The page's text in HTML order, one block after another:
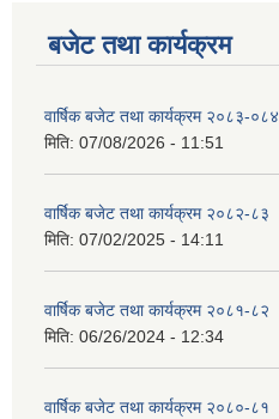
बजेट तथा कार्यक्रम
वार्षिक बजेट तथा कार्यक्रम २०८३-०८४
मिति: 07/08/2026 - 11:51
वार्षिक बजेट तथा कार्यक्रम २०८२-८३
मिति: 07/02/2025 - 14:11
वार्षिक बजेट तथा कार्यक्रम २०८१-८२
मिति: 06/26/2024 - 12:34
वार्षिक बजेट तथा कार्यक्रम २०८०-८१